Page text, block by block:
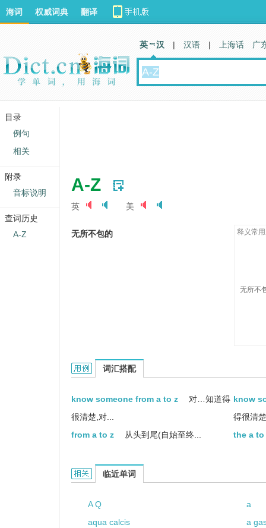
A-Z
英 美
无所不包的 释义常
无所不
A-Z的用法和样例：
词汇搭配
know someone from a to z
对…知道得
很清楚,对...
know
得很清
from a to z
从头到尾(自始至终... the a
A-Z的相关资料：
临近单词
A Q
a
aqua calcis
a
海词 权威词典 翻译
英 汉 | 汉语 | 上海话 广
目录
例句
相关
附录
音标说明
查词历史
A-Z